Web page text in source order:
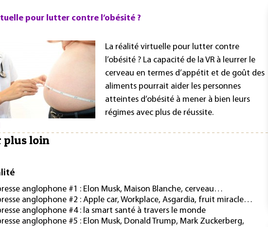
pour lutter contre l’obésité ?
La réalité virtuelle pour lutter contre
l’obésité ? La capacité de la VR à leurrer le
cerveau en termes d’appétit et de goût des
aliments pourrait aider les personnes
atteintes d’obésité à mener à bien leurs
régimes avec plus de réussite.
plus loin
anglophone #1 : Elon Musk, Maison Blanche, cerveau…
anglophone #2 : Apple car, Workplace, Asgardia, fruit miracle…
anglophone #4 : la smart santé à travers le monde
anglophone #5 : Elon Musk, Donald Trump, Mark Zuckerberg,